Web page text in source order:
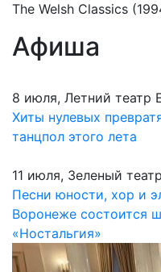
The Welsh Classics
Афиша
8 июля, Летний театр
Хиты нулевых
танцпол этого лета
11 июля, Зеленый
Песни юности, хор и
Воронеже состоится
«Ностальгия»